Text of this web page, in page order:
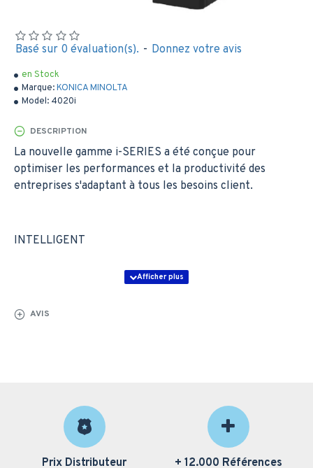
en Stock
Marque:KONICA MINOLTA
Model: 4020i
Basé sur 0 évaluation(s). - Donnez votre avis
DESCRIPTION
La nouvelle gamme i-SERIES a été conçue pour
optimiser les performances et la productivité des
entreprises s'adaptant à tous les besoins client.
INTELLIGENT
améliorer les capacités du multifonction
Multifonction laser bizhub 4020i
Vitesse du système A4 jusqu'à 40 ppm
AVIS
Prix Distributeur + 12.000 Références